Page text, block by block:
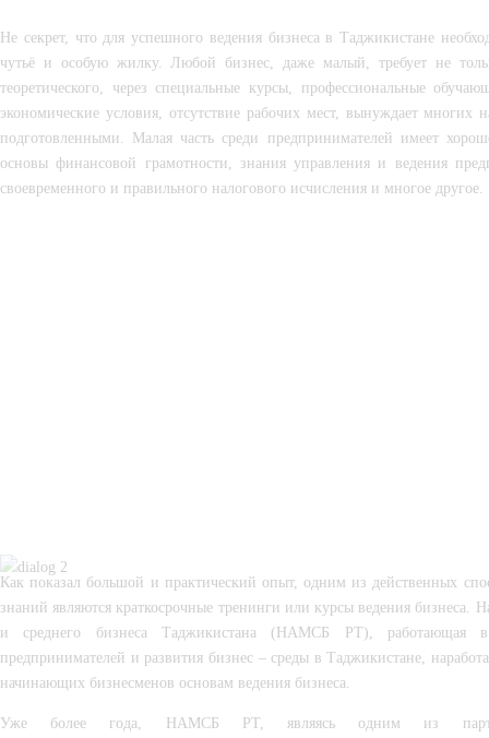
Не секрет, что для успешного ведения бизнеса в Таджикистане
чутьё и особую жилку. Любой бизнес, даже малый, требует не
теоретического, через специальные курсы, профессиональные
экономические условия, отсутствие рабочих мест, вынуждает многих
подготовленными. Малая часть среди предпринимателей имеет
основы финансовой грамотности, знания управления и ведения
своевременного и правильного налогового исчисления и многое другое.
Как показал большой и практический опыт, одним из действенных
знаний являются краткосрочные тренинги или курсы ведения бизнеса.
и среднего бизнеса Таджикистана (НАМСБ РТ), работающая
предпринимателей и развития бизнес – среды в Таджикистане,
начинающих бизнесменов основам ведения бизнеса.
Уже более года, НАМСБ РТ, являясь одним из